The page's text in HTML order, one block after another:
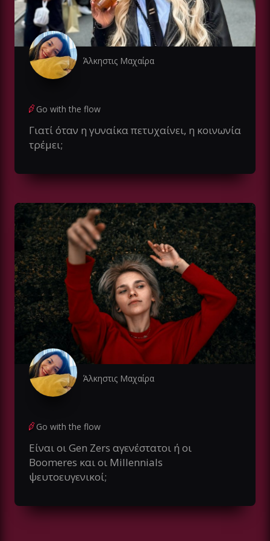
Άλκηστις Μαχαίρα
Go with the flow
Γιατί όταν η γυναίκα πετυχαίνει, η κοινωνία
τρέμει;
Άλκηστις Μαχαίρα
Go with the flow
Είναι οι Gen Zers αγενέστατοι ή οι
Boomeres και οι Millennials
ψευτοευγενικοί;